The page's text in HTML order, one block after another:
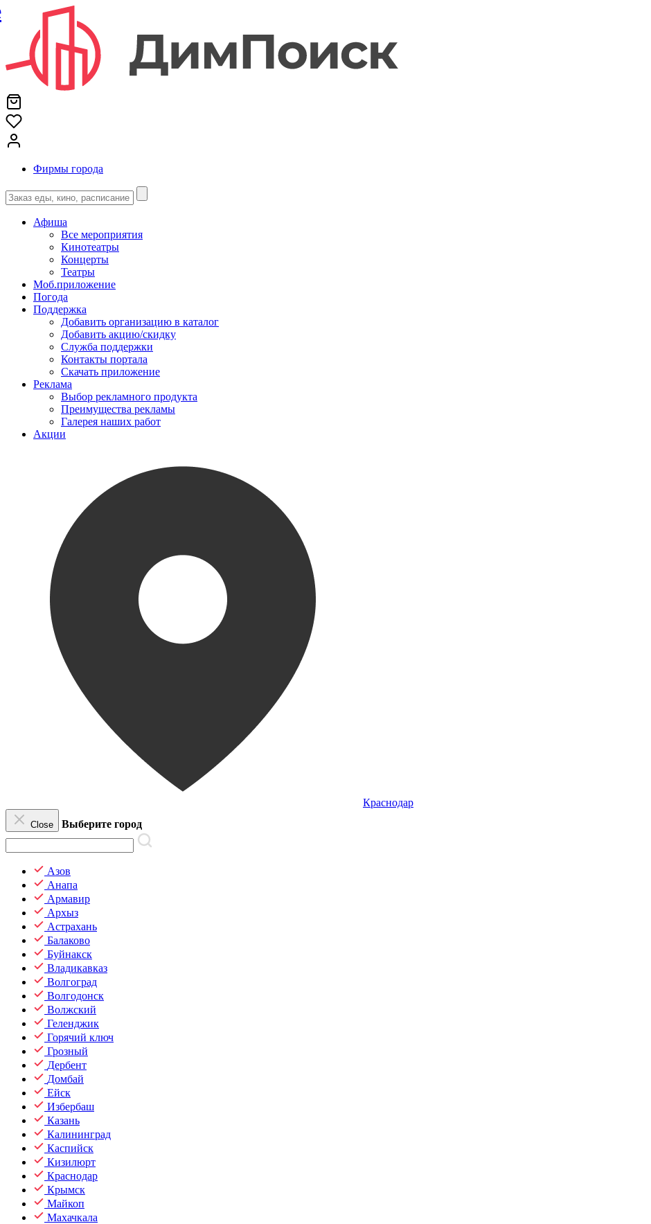
Фирмы города
Афиша
Все мероприятия
Кинотеатры
Концерты
Театры
Моб.приложение
Погода
Поддержка
Добавить организацию в каталог
Добавить акцию/скидку
Служба поддержки
Контакты портала
Скачать приложение
Реклама
Выбор рекламного продукта
Преимущества рекламы
Галерея наших работ
Акции
Краснодар
Close Выберите город
Азов
Анапа
Армавир
Архыз
Астрахань
Балаково
Буйнакск
Владикавказ
Волгоград
Волгодонск
Волжский
Геленджик
Горячий ключ
Грозный
Дербент
Домбай
Ейск
Избербаш
Казань
Калининград
Каспийск
Кизилюрт
Краснодар
Крымск
Майкоп
Махачкала